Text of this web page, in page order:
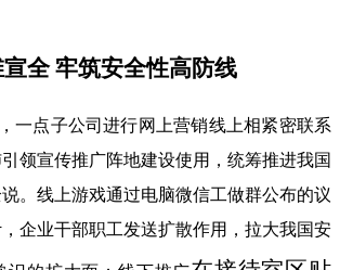
全 牢筑安全性高防线
一点子公司进行网上营销线上相紧密联系
领宣传推广阵地建设使用，统筹推进我国
。线上游戏通过电脑微信工做群公布的议
企业干部职工发送扩散作用，拉大我国安